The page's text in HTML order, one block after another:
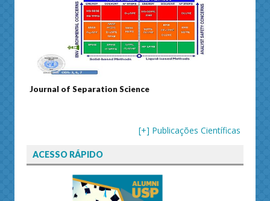
Journal of Separation Science
[+] Publicações Científicas
ACESSO RÁPIDO